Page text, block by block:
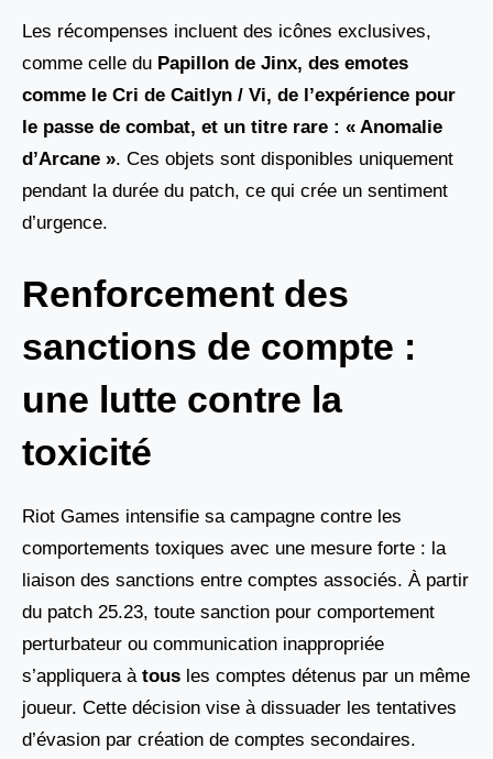
Les récompenses incluent des icônes exclusives,
comme celle du Papillon de Jinx, des emotes
comme le Cri de Caitlyn / Vi, de l’expérience pour
le passe de combat, et un titre rare : « Anomalie
d’Arcane ». Ces objets sont disponibles uniquement
pendant la durée du patch, ce qui crée un sentiment
d’urgence.
Renforcement des
sanctions de compte :
une lutte contre la
toxicité
Riot Games intensifie sa campagne contre les
comportements toxiques avec une mesure forte : la
liaison des sanctions entre comptes associés. À partir
du patch 25.23, toute sanction pour comportement
perturbateur ou communication inappropriée
s’appliquera à tous les comptes détenus par un même
joueur. Cette décision vise à dissuader les tentatives
d’évasion par création de comptes secondaires.